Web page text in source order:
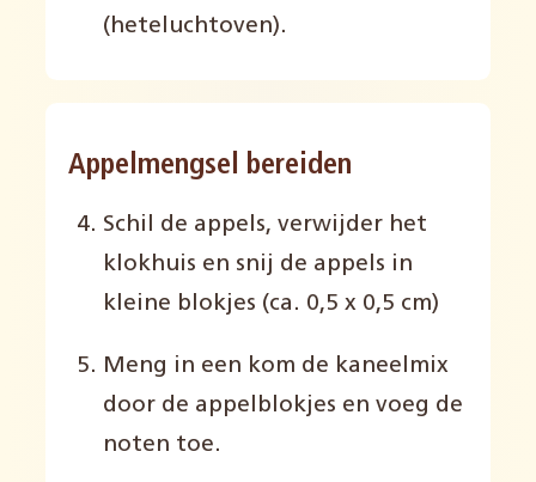
(heteluchtoven).
Appelmengsel bereiden
Schil de appels, verwijder het
klokhuis en snij de appels in
kleine blokjes (ca. 0,5 x 0,5 cm)
Meng in een kom de kaneelmix
door de appelblokjes en voeg de
noten toe.